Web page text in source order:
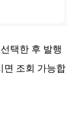
택한 후 발행
면 조회 가능합